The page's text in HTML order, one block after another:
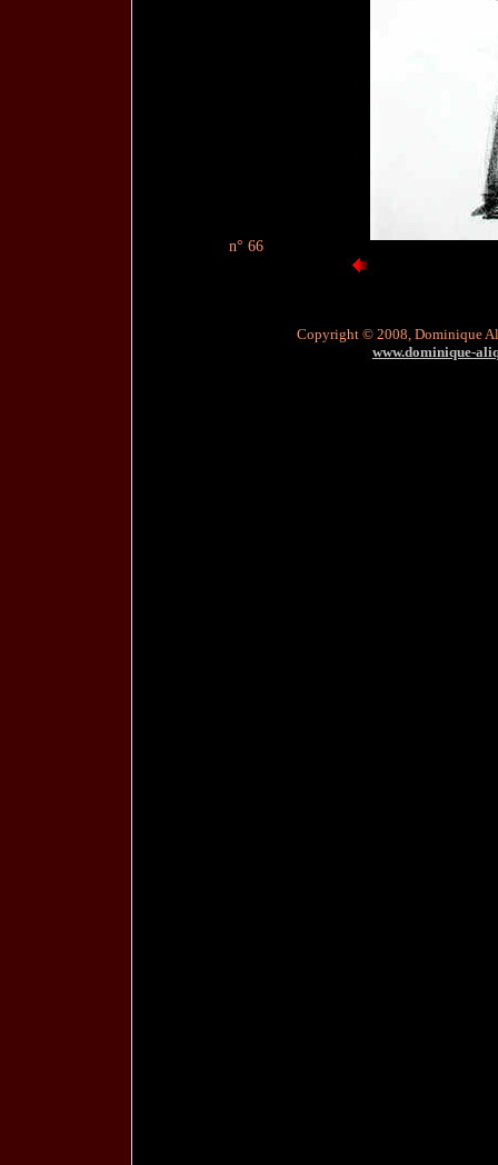
n° 66
Copyright © 2008, Dominique
www.dominique-